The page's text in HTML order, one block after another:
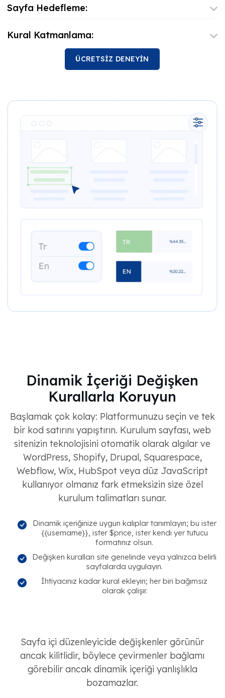
Sayfa Hedefleme:
Kural Katmanlama:
ÜCRETSİZ DENEYİN
Dinamik İçeriği Değişken
Kurallarla Koruyun
Başlamak çok kolay: Platformunuzu seçin ve tek
bir kod satırını yapıştırın. Kurulum sayfası, web
sitenizin teknolojisini otomatik olarak algılar ve
WordPress, Shopify, Drupal, Squarespace,
Webflow, Wix, HubSpot veya düz JavaScript
kullanıyor olmanız fark etmeksizin size özel
kurulum talimatları sunar.
Dinamik içeriğinize uygun kalıplar tanımlayın; bu ister
{{username}}, ister $price, ister kendi yer tutucu
formatınız olsun.
Değişken kuralları site genelinde veya yalnızca belirli
sayfalarda uygulayın.
İhtiyacınız kadar kural ekleyin; her biri bağımsız
olarak çalışır.
Sayfa içi düzenleyicide değişkenler görünür
ancak kilitlidir, böylece çevirmenler bağlamı
görebilir ancak dinamik içeriği yanlışlıkla
bozamazlar.